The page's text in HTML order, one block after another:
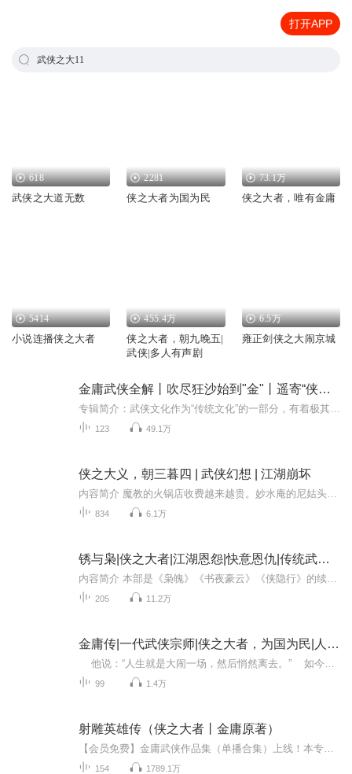
打开APP
武侠之大11
618
武侠之大道无数
2281
侠之大者为国为民
73.1万
侠之大者，唯有金庸
5414
小说连播侠之大者
455.4万
侠之大者，朝九晚五|
武侠|多人有声剧
6.5万
雍正剑侠之大闹京城
金庸武侠全解丨吹尽狂沙始到"金"丨遥寄“侠之大者”
123 49.1万
侠之大义，朝三暮四 | 武侠幻想 | 江湖崩坏
834 6.1万
锈与枭|侠之大者|江湖恩怨|快意恩仇|传统武侠巨作
205 11.2万
金庸传|一代武侠宗师|侠之大者，为国为民|人物传记
99 1.4万
射雕英雄传（侠之大者丨金庸原著）
154 1789.1万